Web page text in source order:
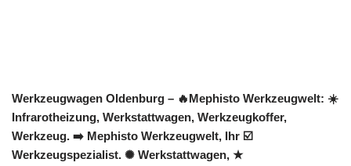
Werkzeugwagen Oldenburg – 🔥Mephisto Werkzeugwelt: ☀️
Infrarotheizung, Werkstattwagen, Werkzeugkoffer,
Werkzeug. ➡️ Mephisto Werkzeugwelt, Ihr ☑️
Werkzeugspezialist. ✺ Werkstattwagen, ★